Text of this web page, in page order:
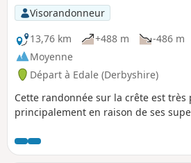
Visorandonneur
13,76 km
+488 m -486 m
Moyenne
Départ à Edale (Derbyshire)
Cette randonnée sur la crête est très
principalement en raison de ses